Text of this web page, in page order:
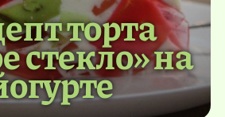
торта
стекло» на